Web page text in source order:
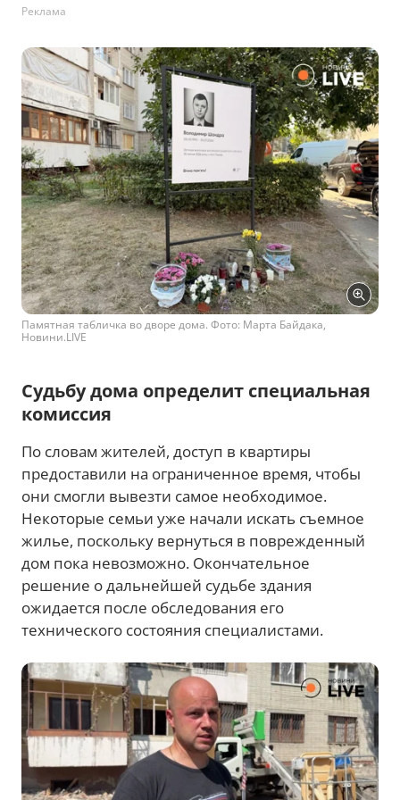
Реклама
Памятная табличка во дворе дома. Фото: Марта Байдака,
Новини.LIVE
Судьбу дома определит специальная
комиссия
По словам жителей, доступ в квартиры
предоставили на ограниченное время, чтобы
они смогли вывезти самое необходимое.
Некоторые семьи уже начали искать съемное
жилье, поскольку вернуться в поврежденный
дом пока невозможно. Окончательное
решение о дальнейшей судьбе здания
ожидается после обследования его
технического состояния специалистами.